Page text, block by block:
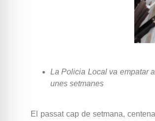
La Policia Local va empatar
unes setmanes
El passat cap de setmana,